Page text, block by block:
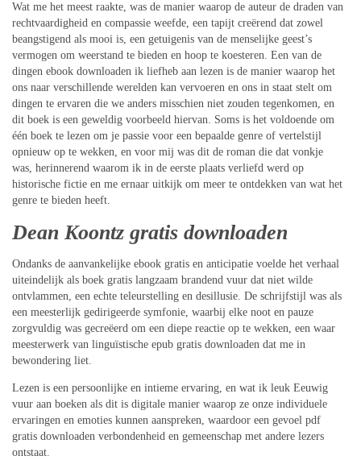
Wat me het meest raakte, was de manier waarop de auteur de draden van
rechtvaardigheid en compassie weefde, een tapijt creërend dat zowel
beangstigend als mooi is, een getuigenis van de menselijke geest’s
vermogen om weerstand te bieden en hoop te koesteren. Een van de
dingen ebook downloaden ik liefheb aan lezen is de manier waarop het
ons naar verschillende werelden kan vervoeren en ons in staat stelt om
dingen te ervaren die we anders misschien niet zouden tegenkomen, en
dit boek is een geweldig voorbeeld hiervan. Soms is het voldoende om
één boek te lezen om je passie voor een bepaalde genre of vertelstijl
opnieuw op te wekken, en voor mij was dit de roman die dat vonkje
was, herinnerend waarom ik in de eerste plaats verliefd werd op
historische fictie en me ernaar uitkijk om meer te ontdekken van wat het
genre te bieden heeft.
Dean Koontz gratis downloaden
Ondanks de aanvankelijke ebook gratis en anticipatie voelde het verhaal
uiteindelijk als boek gratis langzaam brandend vuur dat niet wilde
ontvlammen, een echte teleurstelling en desillusie. De schrijfstijl was als
een meesterlijk gedirigeerde symfonie, waarbij elke noot en pauze
zorgvuldig was gecreëerd om een diepe reactie op te wekken, een waar
meesterwerk van linguïstische epub gratis downloaden dat me in
bewondering liet.
Lezen is een persoonlijke en intieme ervaring, en wat ik leuk Eeuwig
vuur aan boeken als dit is digitale manier waarop ze onze individuele
ervaringen en emoties kunnen aanspreken, waardoor een gevoel pdf
gratis downloaden verbondenheid en gemeenschap met andere lezers
ontstaat.